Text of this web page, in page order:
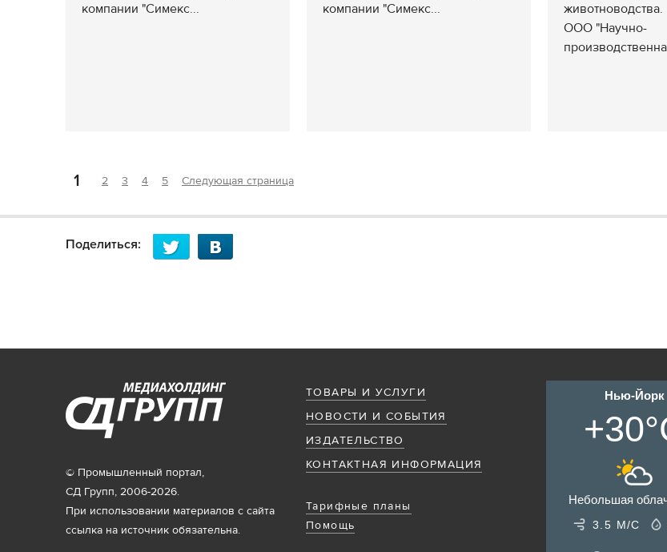
компании "Симекс...
компании "Симекс...
животноводства.
ООО "Научно-
1 2 3 4 5 Следующая страница
Поделиться:
ТОВАРЫ И УСЛУГИ
НОВОСТИ И СОБЫТИЯ
ИЗДАТЕЛЬСТВО
КОНТАКТНАЯ ИНФОРМАЦИЯ
Тарифные планы
Помощь
© Промышленный портал,
СД Групп, 2006-2026.
При использовании материалов с сайта
ссылка на источник обязательна.
Нью-Йорк
Небольшая
3.5 М/С